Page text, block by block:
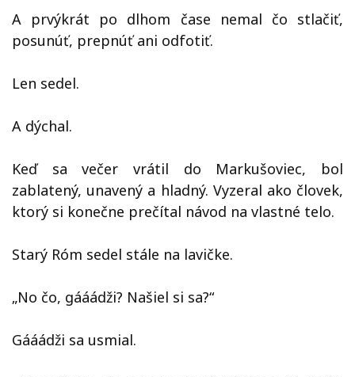
A prvýkrát po dlhom čase nemal čo stlačiť,
posunúť, prepnúť ani odfotiť.
Len sedel.
A dýchal.
Keď sa večer vrátil do Markušoviec, bol
zablatený, unavený a hladný. Vyzeral ako človek,
ktorý si konečne prečítal návod na vlastné telo.
Starý Róm sedel stále na lavičke.
„No čo, gááádži? Našiel si sa?“
Gááádži sa usmial.